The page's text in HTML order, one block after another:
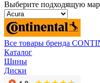
Выберите подходящую
Все товары бренда
Каталог
Шины
Диски